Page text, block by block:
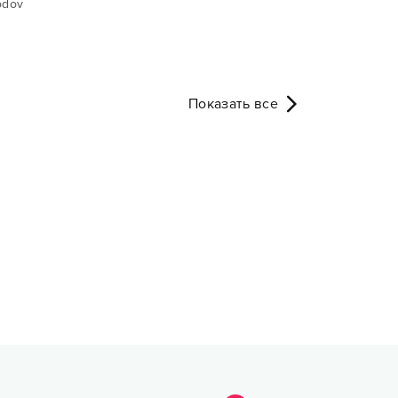
Показать все